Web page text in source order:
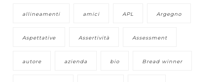
allineamenti amici APL Argegno
Aspettative Assertività Assessment
autore azienda bio Bread winner